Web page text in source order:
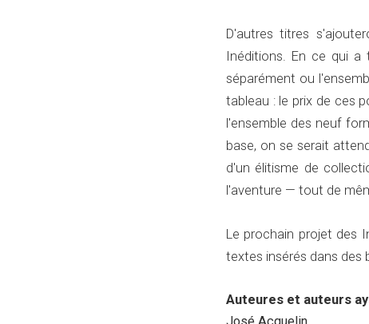
D'autres titres
Inéditions. En ce qui
séparément ou
tableau : le prix de ces
l'ensemble des neuf
base, on se serait
d'un élitisme de
l'aventure — tout de
Le prochain projet des
textes insérés dans des
Auteures et auteurs